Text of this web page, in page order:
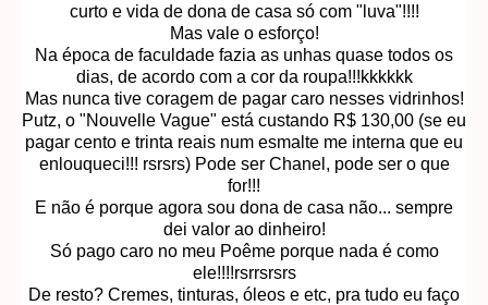
curto e vida de dona de casa só com "luva"!!!!
Mas vale o esforço!
Na época de faculdade fazia as unhas quase todos os
dias, de acordo com a cor da roupa!!!kkkkkk
Mas nunca tive coragem de pagar caro nesses vidrinhos!
Putz, o "Nouvelle Vague" está custando R$ 130,00 (se eu
pagar cento e trinta reais num esmalte me interna que eu
enlouqueci!!! rsrsrs) Pode ser Chanel, pode ser o que
for!!!
E não é porque agora sou dona de casa não... sempre
dei valor ao dinheiro!
Só pago caro no meu Poême porque nada é como
ele!!!!rsrrsrsrs
De resto? Cremes, tinturas, óleos e etc, pra tudo eu faço